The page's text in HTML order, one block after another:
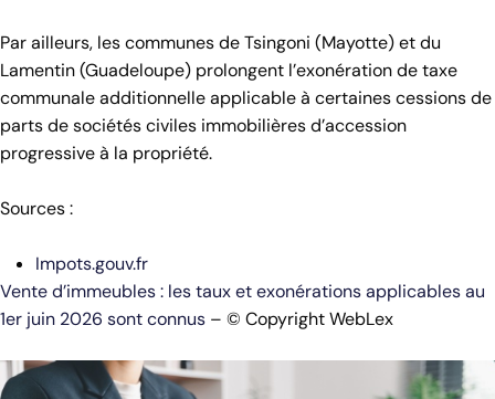
Par ailleurs, les communes de Tsingoni (Mayotte) et du
Lamentin (Guadeloupe) prolongent l’exonération de taxe
communale additionnelle applicable à certaines cessions de
parts de sociétés civiles immobilières d’accession
progressive à la propriété.
Sources :
Impots.gouv.fr
Vente d’immeubles : les taux et exonérations applicables au
1er juin 2026 sont connus – © Copyright WebLex